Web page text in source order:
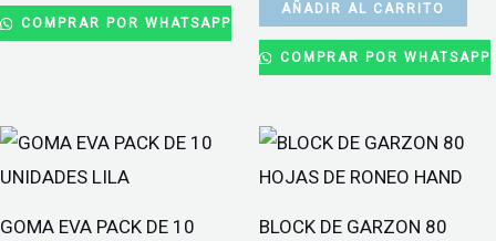
COMPRAR POR WHATSAPP
AÑADIR AL CARRITO
COMPRAR POR WHATSAPP
GOMA EVA PACK DE 10
BLOCK DE GARZON 80